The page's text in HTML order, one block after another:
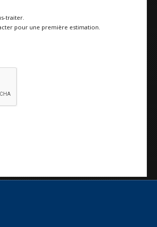
traiter.
pour une première estimation.